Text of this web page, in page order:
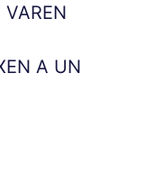
A UN